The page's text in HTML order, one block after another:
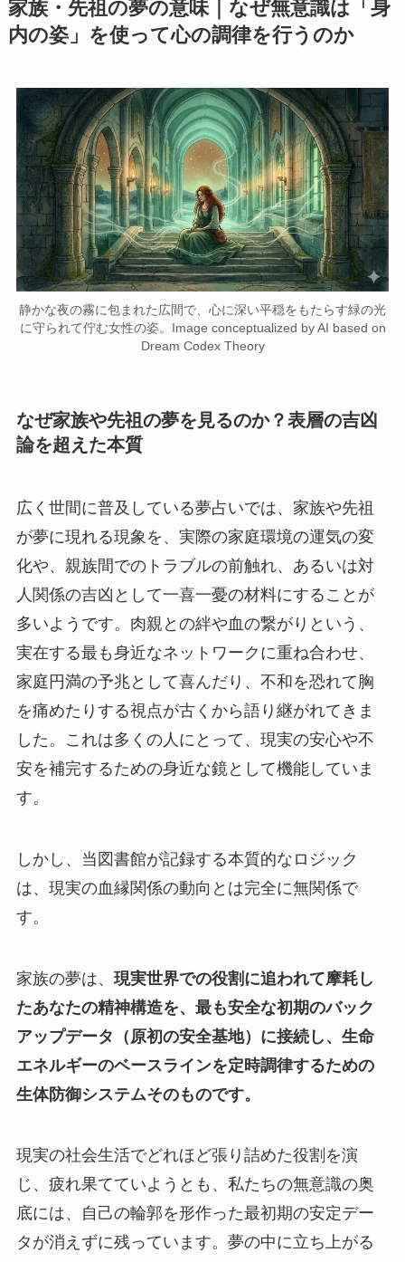
家族・先祖の夢の意味｜なぜ無意識は「身
内の姿」を使って心の調律を行うのか
静かな夜の霧に包まれた広間で、心に深い平穏をもたらす緑の光
に守られて佇む女性の姿。Image conceptualized by AI based on
Dream Codex Theory
なぜ家族や先祖の夢を見るのか？表層の吉凶
論を超えた本質
広く世間に普及している夢占いでは、家族や先祖
が夢に現れる現象を、実際の家庭環境の運気の変
化や、親族間でのトラブルの前触れ、あるいは対
人関係の吉凶として一喜一憂の材料にすることが
多いようです。肉親との絆や血の繋がりという、
実在する最も身近なネットワークに重ね合わせ、
家庭円満の予兆として喜んだり、不和を恐れて胸
を痛めたりする視点が古くから語り継がれてきま
した。これは多くの人にとって、現実の安心や不
安を補完するための身近な鏡として機能していま
す。
しかし、当図書館が記録する本質的なロジック
は、現実の血縁関係の動向とは完全に無関係で
す。
家族の夢は、 現実世界での役割に追われて摩耗し
たあなたの精神構造を、最も安全な初期のバック
アップデータ（原初の安全基地）に接続し、生命
エネルギーのベースラインを定時調律するための
生体防御システムそのものです。
現実の社会生活でどれほど張り詰めた役割を演
じ、疲れ果てていようとも、私たちの無意識の奥
底には、自己の輪郭を形作った最初期の安定デー
タが消えずに残っています。夢の中に立ち上がる